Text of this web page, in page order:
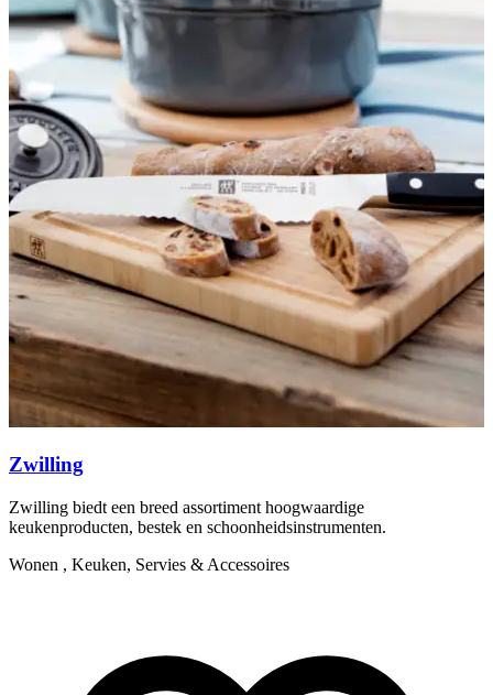
Zwilling
Zwilling biedt een breed assortiment hoogwaardige
keukenproducten, bestek en schoonheidsinstrumenten.
Wonen , Keuken, Servies & Accessoires